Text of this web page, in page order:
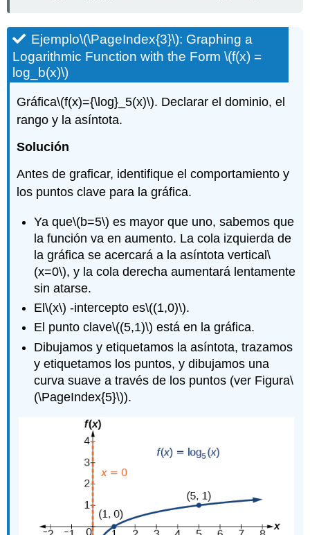
Ejemplo\(\PageIndex{3}\): Graphing a
Logarithmic Function with the Form\(f(x) =
log_b(x)\)
Gráfica\(f(x)={\log}_5(x)\). Declarar el dominio, el
rango y la asíntota.
Solución
Antes de graficar, identifique el comportamiento y
los puntos clave para la gráfica.
Ya que\(b=5\) es mayor que uno, sabemos que
la función va en aumento. La cola izquierda de
la gráfica se acercará a la asíntota vertical\
(x=0\), y la cola derecha aumentará lentamente
sin atarse.
El\(x\) -intercepto es\((1,0)\).
El punto clave\((5,1)\) está en la gráfica.
Dibujamos y etiquetamos la asíntota, trazamos
y etiquetamos los puntos, y dibujamos una
curva suave a través de los puntos (ver Figura\
(\PageIndex{5}\)).